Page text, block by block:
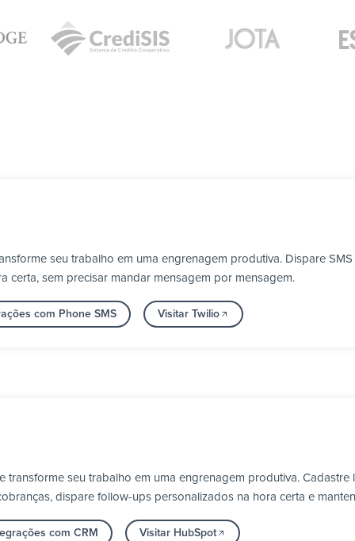
seu trabalho em uma engrenagem produtiva. Dispare
certa, sem precisar mandar mensagem por mensagem.
com Phone SMS Visitar Twilio
transforme seu trabalho em uma engrenagem produtiva.
dispare follow-ups personalizados na hora certa e
com CRM Visitar HubSpot